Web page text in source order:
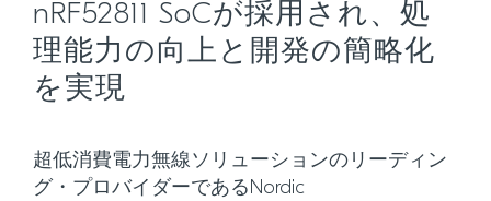
nRF52811 SoCが採用され、処
理能力の向上と開発の簡略化
を実現
超低消費電力無線ソリューションのリーディン
グ・プロバイダーであるNordic